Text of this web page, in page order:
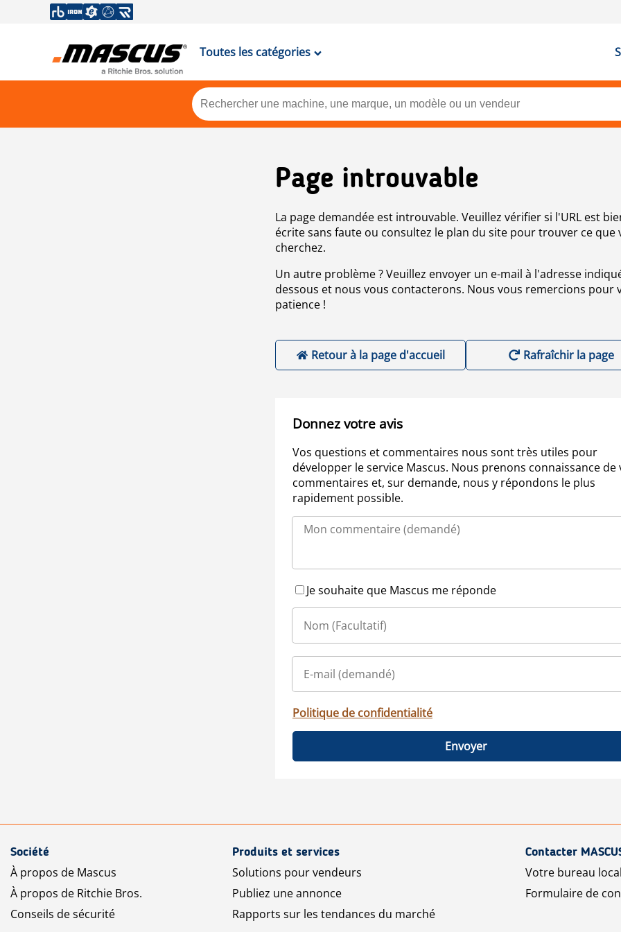
Toutes les catégories
Page introuvable
La page demandée est introuvable. Veuillez vérifier si l'URL est
écrite sans faute ou consultez le plan du site pour trouver ce que
cherchez.
Un autre problème ? Veuillez envoyer un e-mail à l'adresse
dessous et nous vous contacterons. Nous vous remercions pour
patience !
Retour à la page d'accueil Rafraîchir la page
Donnez votre avis
Vos questions et commentaires nous sont très utiles pour
développer le service Mascus. Nous prenons connaissance de
commentaires et, sur demande, nous y répondons le plus
rapidement possible.
Je souhaite que Mascus me réponde
Politique de confidentialité
Envoyer
Société
À propos de Mascus
À propos de Ritchie Bros.
Conseils de sécurité
Produits et services
Solutions pour vendeurs
Publiez une annonce
Rapports sur les tendances du marché
Contacter
Votre bureau
Formulaire de